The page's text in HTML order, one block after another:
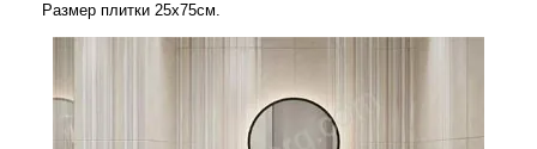
Размер плитки 25x75см.